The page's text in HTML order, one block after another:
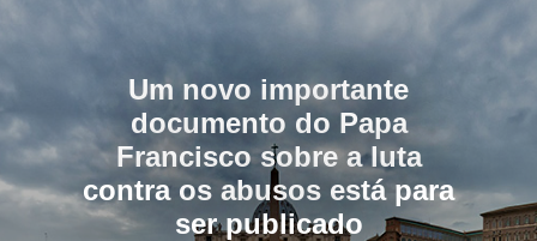
Um novo importante
documento do Papa
Francisco sobre a luta
contra os abusos está para
ser publicado